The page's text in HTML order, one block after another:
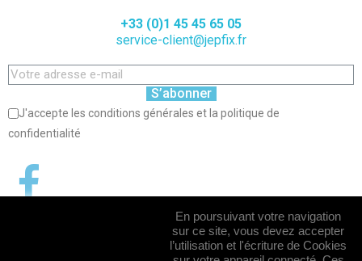
+33 (0)1 45 45 65 05
service-client@jepfix.fr
S’abonner
J'accepte les conditions générales et la politique de
confidentialité
En poursuivant votre navigation
sur ce site, vous devez accepter
l’utilisation et l'écriture de Cookies